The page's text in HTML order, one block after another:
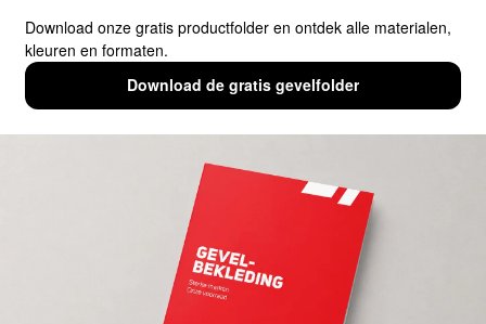
Productnaam HALVE GEVELPAN